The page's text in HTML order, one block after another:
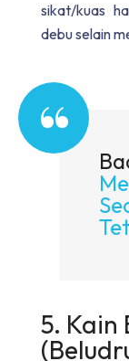
sikat/kuas
debu selain
5. Kain